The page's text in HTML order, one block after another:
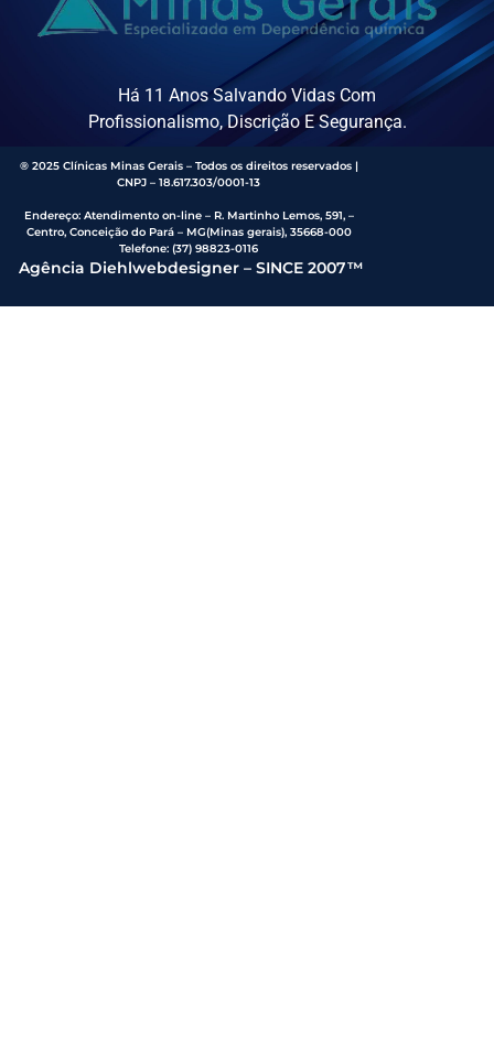
Há 11 Anos Salvando Vidas Com
Profissionalismo, Discrição E Segurança.
® 2025 Clínicas Minas Gerais – Todos os direitos reservados |
CNPJ – 18.617.303/0001-13
Endereço: Atendimento on-line – R. Martinho Lemos, 591, –
Centro, Conceição do Pará – MG(Minas gerais), 35668-000
Telefone:(37) 98823-0116
Agência Diehlwebdesigner – SINCE 2007™